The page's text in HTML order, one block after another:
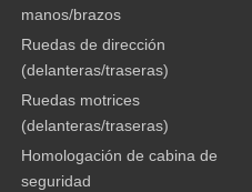
manos/brazos
Ruedas de dirección
(delanteras/traseras)
Ruedas motrices
(delanteras/traseras)
Homologación de cabina de
seguridad